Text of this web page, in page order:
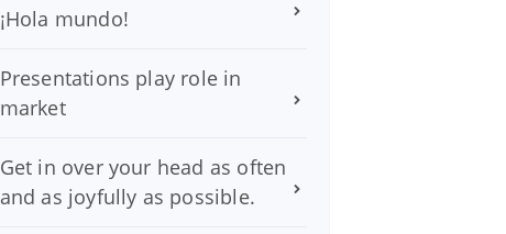
¡Hola mundo!
Presentations play role in
market
Get in over your head as often
and as joyfully as possible.